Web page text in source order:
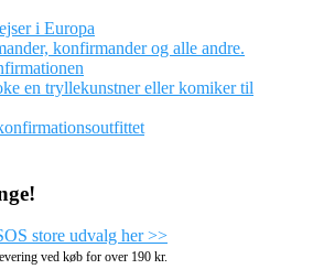
i Europa
konfirmander og alle andre.
en tryllekunstner eller komiker til
store udvalg her >>
ved køb for over 190 kr.